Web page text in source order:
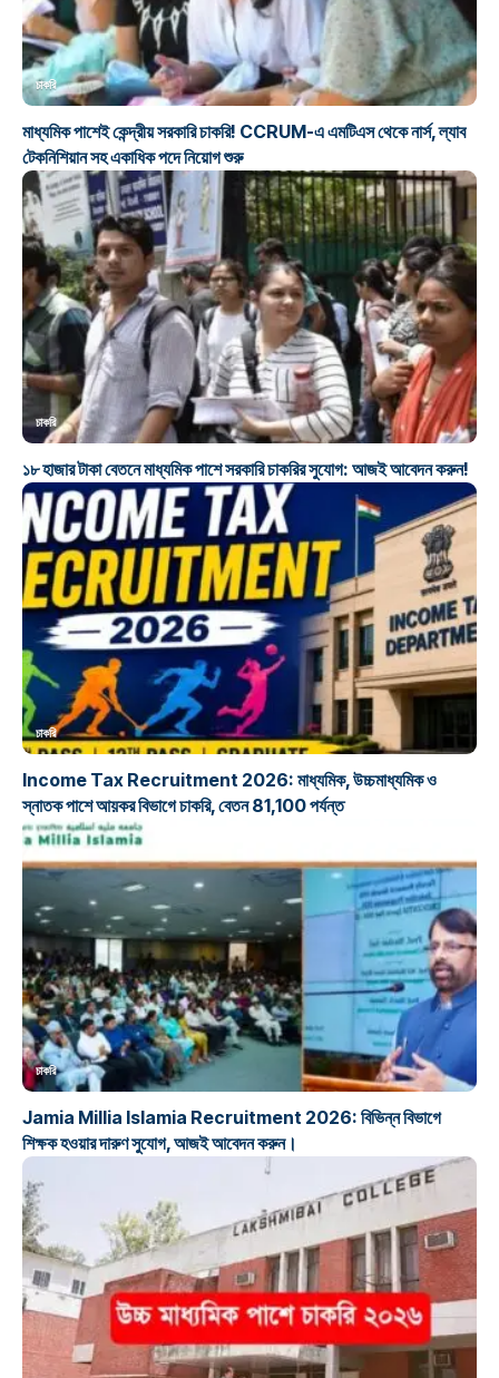
চাকরি
মাধ্যমিক পাশেই কেন্দ্রীয় সরকারি চাকরি! CCRUM-এ এমটিএস থেকে নার্স, ল্যাব
টেকনিশিয়ান সহ একাধিক পদে নিয়োগ শুরু
চাকরি
১৮ হাজার টাকা বেতনে মাধ্যমিক পাশে সরকারি চাকরির সুযোগ: আজই আবেদন করুন!
চাকরি
Income Tax Recruitment 2026: মাধ্যমিক, উচ্চমাধ্যমিক ও
স্নাতক পাশে আয়কর বিভাগে চাকরি, বেতন 81,100 পর্যন্ত
চাকরি
Jamia Millia Islamia Recruitment 2026: বিভিন্ন বিভাগে
শিক্ষক হওয়ার দারুণ সুযোগ, আজই আবেদন করুন।